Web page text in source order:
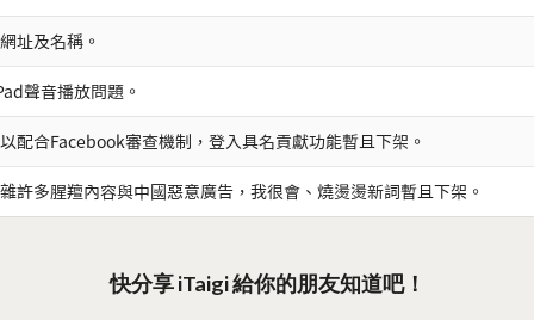
址及名稱。
聲音播放問題。
配合Facebook審查機制，登入具名貢獻功能暫且下架。
許多腥羶內容與中國惡意廣告，我很會、燒燙燙新詞暫且下架。
快分享 iTaigi 給你的朋友知道吧！